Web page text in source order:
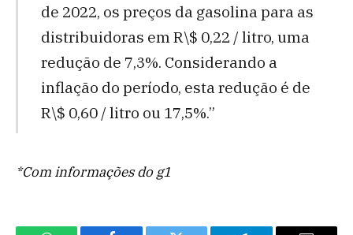
de 2022, os preços da gasolina para as
distribuidoras em R\$ 0,22 / litro, uma
redução de 7,3%. Considerando a
inflação do período, esta redução é de
R\$ 0,60 / litro ou 17,5%.”
*Com informações do g1